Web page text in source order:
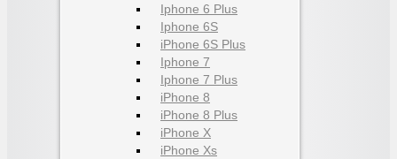
Iphone 6 Plus
Iphone 6S
iPhone 6S Plus
Iphone 7
Iphone 7 Plus
iPhone 8
iPhone 8 Plus
iPhone X
iPhone Xs